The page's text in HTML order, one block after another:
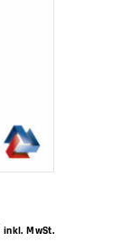
inkl. MwSt.